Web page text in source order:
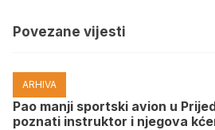
Povezane vijesti
ARHIVA
Pao manji sportski avion u
poznati instruktor i njegova